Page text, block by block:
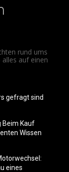
rund ums
auf einen
gefragt sind
Beim Kauf
Wissen
eines